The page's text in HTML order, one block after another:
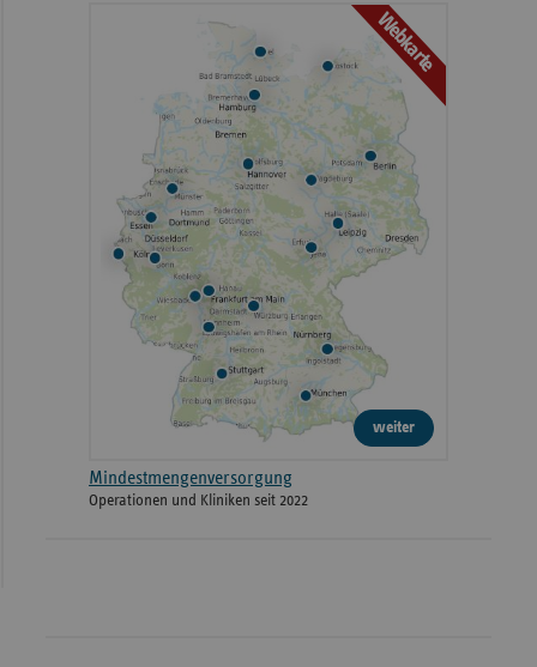
Webkarte
weiter
Mindestmengenversorgung
Operationen und Kliniken seit 2022